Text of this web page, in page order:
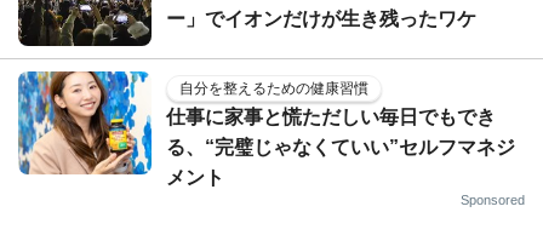
ー」でイオンだけが生き残ったワケ
自分を整えるための健康習慣
仕事に家事と慌ただしい毎日でもでき
る、“完璧じゃなくていい”セルフマネジ
メント
Sponsored